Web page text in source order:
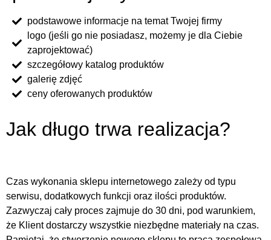
podstawowe informacje na temat Twojej firmy
logo (jeśli go nie posiadasz, możemy je dla Ciebie
zaprojektować)
szczegółowy katalog produktów
galerię zdjęć
ceny oferowanych produktów
Jak długo trwa realizacja?
Czas wykonania sklepu internetowego zależy od typu
serwisu, dodatkowych funkcji oraz ilości produktów.
Zazwyczaj cały proces zajmuje do 30 dni, pod warunkiem,
że Klient dostarczy wszystkie niezbędne materiały na czas.